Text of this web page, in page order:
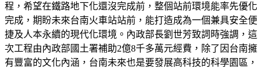
程，希望在鐵路地下化還沒完成前，整個站前環境能率先優化
完成，期盼未來台南火車站站前，能打造成為一個兼具安全便
捷及人本永續的現代化環境。內政部長劉世芳致詞時強調，這
次工程由內政部國土署補助2億8千多萬元經費，除了因台南擁
有豐富的文化內涵，台南未來也是要發展高科技的科學園區，